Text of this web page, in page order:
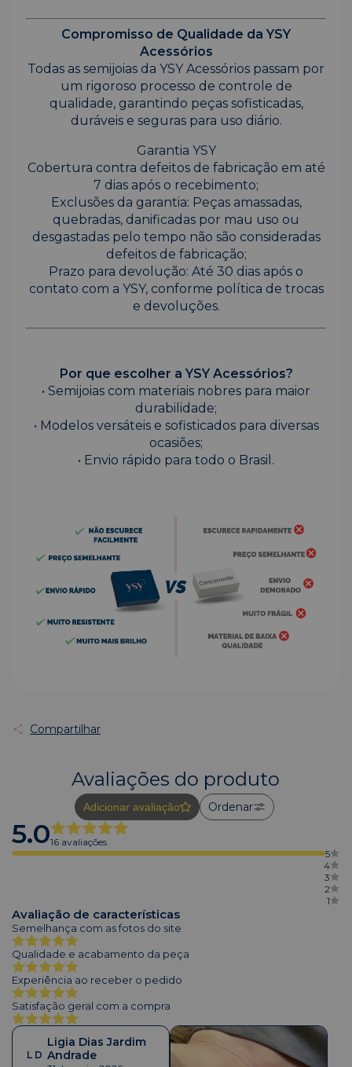
Compromisso de Qualidade da YSY
Acessórios
Todas as semijoias da YSY Acessórios passam por
um rigoroso processo de controle de
qualidade, garantindo peças sofisticadas,
duráveis e seguras para uso diário.
Garantia YSY
Cobertura contra defeitos de fabricação em até
7 dias após o recebimento;
Exclusões da garantia: Peças amassadas,
quebradas, danificadas por mau uso ou
desgastadas pelo tempo não são consideradas
defeitos de fabricação;
Prazo para devolução: Até 30 dias após o
contato com a YSY, conforme política de trocas
e devoluções.
Por que escolher a YSY Acessórios?
• Semijoias com materiais nobres para maior
durabilidade;
• Modelos versáteis e sofisticados para diversas
ocasiões;
• Envio rápido para todo o Brasil.
Compartilhar
Avaliações do produto
Adicionar avaliação Ordenar
5.016 avaliações
5
4
3
2
1
Avaliação de características
Semelhança com as fotos do site
Qualidade e acabamento da peça
Experiência ao receber o pedido
Satisfação geral com a compra
L D
Ligia Dias Jardim
Andrade